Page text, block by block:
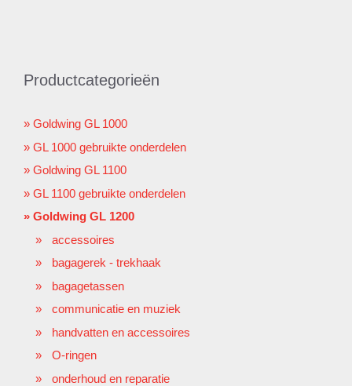
Productcategorieën
Goldwing GL 1000
GL 1000 gebruikte onderdelen
Goldwing GL 1100
GL 1100 gebruikte onderdelen
Goldwing GL 1200
accessoires
bagagerek - trekhaak
bagagetassen
communicatie en muziek
handvatten en accessoires
O-ringen
onderhoud en reparatie